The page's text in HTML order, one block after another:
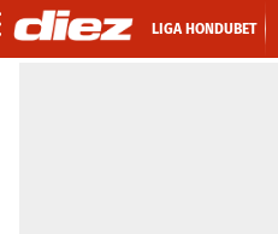
LIGA HONDUBET